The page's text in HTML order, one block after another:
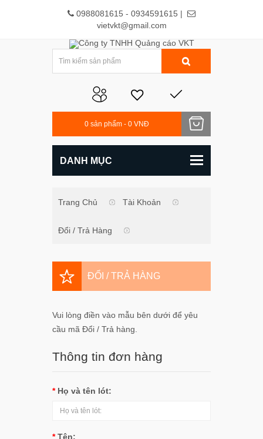
0988081615 - 0934591615 |
vietvkt@gmail.com
0 sản phẩm - 0 VNĐ
DANH MỤC
Trang Chủ Tài Khoản
Đổi / Trả Hàng
ĐỔI / TRẢ HÀNG
Vui lòng điền vào mẫu bên dưới để yêu
cầu mã Đổi / Trả hàng.
Thông tin đơn hàng
Họ và tên lót:
Tên: